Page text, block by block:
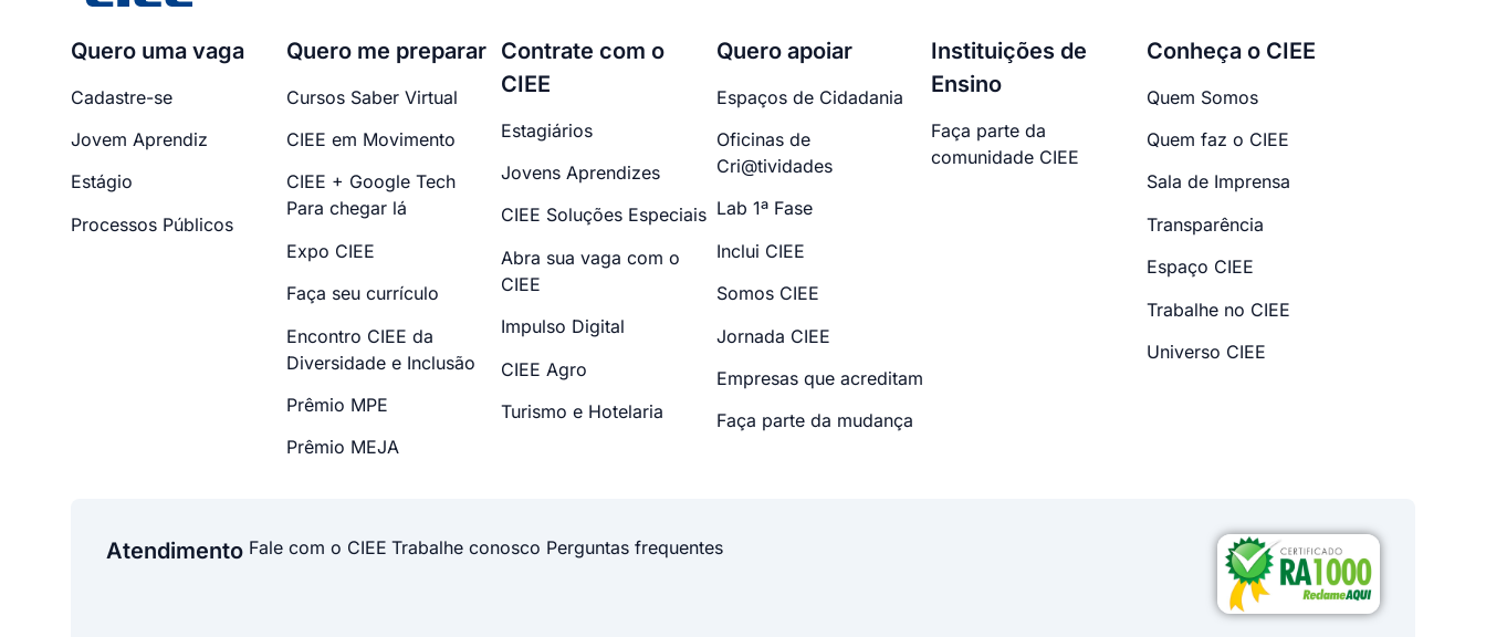
Quero uma vaga
Cadastre-se
Jovem Aprendiz
Estágio
Processos Públicos
Quero me preparar
Cursos Saber Virtual
CIEE em Movimento
CIEE + Google Tech
Para chegar lá
Expo CIEE
Faça seu currículo
Encontro CIEE da
Diversidade e Inclusão
Prêmio MPE
Prêmio MEJA
Contrate com o
CIEE
Estagiários
Jovens Aprendizes
CIEE Soluções Especiais
Abra sua vaga com o
CIEE
Impulso Digital
CIEE Agro
Turismo e Hotelaria
Quero apoiar
Espaços de Cidadania
Oficinas de
Cri@tividades
Lab 1ª Fase
Inclui CIEE
Somos CIEE
Jornada CIEE
Empresas que acreditam
Faça parte da mudança
Instituições de
Ensino
Faça parte da
comunidade CIEE
Conheça o CIEE
Quem Somos
Quem faz o CIEE
Sala de Imprensa
Transparência
Espaço CIEE
Trabalhe no CIEE
Universo CIEE
Atendimento Fale com o CIEE Trabalhe conosco Perguntas frequentes